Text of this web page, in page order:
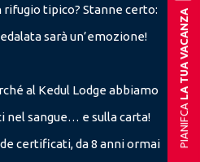
PIANIFCA
LA TUA VACANZA
rifugio tipico? Stanne certo:
sarà un’emozione!
al Kedul Lodge abbiamo
nel sangue… e sulla carta!
certificati, da 8 anni ormai